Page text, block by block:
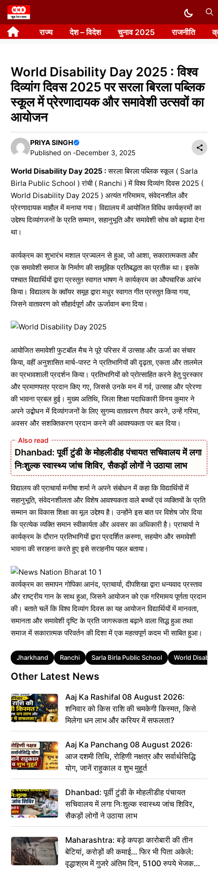
Skip
to
content राज्य देश – विदेश चुनाव 2025 राजनीति
World Disability Day 2025 : विश्व
दिव्यांग दिवस 2025 पर सरला बिरला पब्लिक
स्कूल में प्रेरणादायक और समावेशी उत्सवों का
आयोजन
PRIYA SINGH
Published on -December 3, 2025
World Disability Day 2025 :सरला बिरला पब्लिक स्कूल ( Sarla
Birla Public School ) रांची ( Ranchi ) में विश्व दिव्यांग दिवस 2025 (
World Disability Day 2025 ) अत्यंत गरिमामय, संवेदनशील और
प्रेरणादायक माहौल में मनाया गया। विद्यालय में आयोजित विविध कार्यक्रमों का
उद्देश्य दिव्यांगजनों के प्रति सम्मान, सहानुभूति और समावेशी सोच को बढ़ावा देना
था।
कार्यक्रम का शुभारंभ मशाल प्रज्वलन से हुआ, जो आशा, सकारात्मकता और
एक समावेशी समाज के निर्माण की सामूहिक प्रतिबद्धता का प्रतीक था। इसके
पश्चात विद्यार्थियों द्वारा प्रस्तुत स्वागत भाषण ने कार्यक्रम का औपचारिक आरंभ
किया। विद्यालय के क्वॉयर समूह द्वारा मधुर स्वागत गीत प्रस्तुत किया गया,
जिसने वातावरण को सौहार्दपूर्ण और ऊर्जावान बना दिया।
आयोजित समावेशी फुटबॉल मैच ने पूरे परिसर में उत्साह और ऊर्जा का संचार
किया, वहीं अनुशासित मार्च-पास्ट ने प्रतिभागियों की दृढ़ता, एकता और तालमेल
का प्रभावशाली प्रदर्शन किया। प्रतिभागियों को प्रोत्साहित करने हेतु पुरस्कार
और प्रमाणपत्र प्रदान किए गए, जिससे उनके मन में गर्व, उत्साह और प्रेरणा
की भावना प्रबल हुई। मुख्य अतिथि, जिला शिक्षा पदाधिकारी विनय कुमार ने
अपने उद्बोधन में दिव्यांगजनों के लिए सुगम्य वातावरण तैयार करने, उन्हें गरिमा,
अवसर और सशक्तिकरण प्रदान करने की आवश्यकता पर बल दिया।
Dhanbad: पूर्वी टुंडी के मोहलीडीह पंचायत सचिवालय में लगा
निःशुल्क स्वास्थ्य जांच शिविर, सैकड़ों लोगों ने उठाया लाभ
विद्यालय की प्राचार्या मनीषा शर्मा ने अपने संबोधन में कहा कि विद्यार्थियों में
सहानुभूति, संवेदनशीलता और विशेष आवश्यकता वाले बच्चों एवं व्यक्तियों के प्रति
सम्मान का विकास शिक्षा का मूल उद्देश्य है। उन्होंने इस बात पर विशेष जोर दिया
कि प्रत्येक व्यक्ति समान स्वीकार्यता और अवसर का अधिकारी है। प्राचार्या ने
कार्यक्रम के दौरान प्रतिभागियों द्वारा प्रदर्शित करुणा, सहयोग और समावेशी
भावना की सराहना करते हुए इसे सराहनीय पहल बताया।
कार्यक्रम का समापन गोपिका आनंद, प्राचार्या, दीपशिखा द्वारा धन्यवाद प्रस्ताव
और राष्ट्रीय गान के साथ हुआ, जिसने आयोजन को एक गरिमामय पूर्णता प्रदान
की। बताते चलें कि विश्व दिव्यांग दिवस का यह आयोजन विद्यार्थियों में मानवता,
समानता और समावेशी दृष्टि के प्रति जागरूकता बढ़ाने वाला सिद्ध हुआ तथा
समाज में सकारात्मक परिवर्तन की दिशा में एक महत्वपूर्ण कदम भी साबित हुआ।
Tags
Jharkhand Ranchi Sarla Birla Public School World
Other Latest News
Aaj Ka Rashifal 08 August 2026:
शनिवार को किस राशि की चमकेगी किस्मत, किसे
मिलेगा धन लाभ और करियर में सफलता?
Aaj Ka Panchang 08 August 2026:
आज दशमी तिथि, रोहिणी नक्षत्र और सर्वार्थसिद्धि
योग, जानें राहुकाल व शुभ मुहूर्त
Dhanbad: पूर्वी टुंडी के मोहलीडीह पंचायत
सचिवालय में लगा निःशुल्क स्वास्थ्य जांच शिविर,
सैकड़ों लोगों ने उठाया लाभ
Maharashtra: बड़े कपड़ा कारोबारी की तीन
बेटियां, करोड़ों की कमाई… फिर भी पिता अकेले:
वृद्धाश्रम में गुजरे अंतिम दिन, 5100 रुपये भेजकर